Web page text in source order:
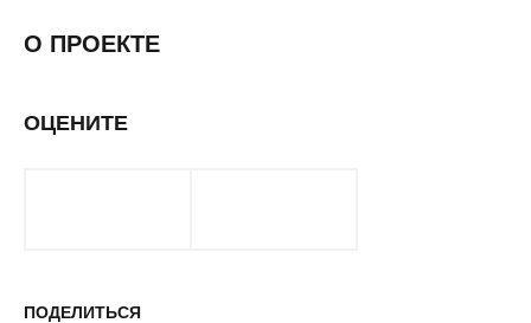
О ПРОЕКТЕ
ОЦЕНИТЕ
ПОДЕЛИТЬСЯ